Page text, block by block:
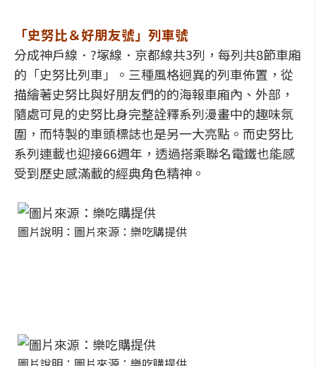
「史努比＆好朋友號」列車號
分成神戶線．?塚線．京都線共3列，每列共8節車廂
的「史努比列車」。三種風格迥異的列車佈置，從
描繪著史努比與好朋友們的的海報車廂內、外部，
隨處可見的史努比身完整詮釋系列漫畫中的趣味氛
圍，而特製的車頭標誌也是另一大亮點。而史努比
系列連載也迎接66週年，透過搭乘聯名電鐵也能感
受到歷史感滿載的經典角色精神。
圖片說明：圖片來源：樂吃購提供